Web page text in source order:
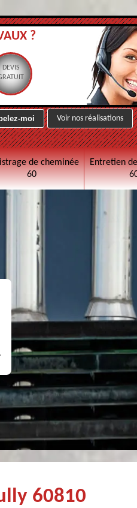
?
DEVIS
Voir nos réalisations
de cheminée
60
Entretien
futur, merci :)
Patricia
60810